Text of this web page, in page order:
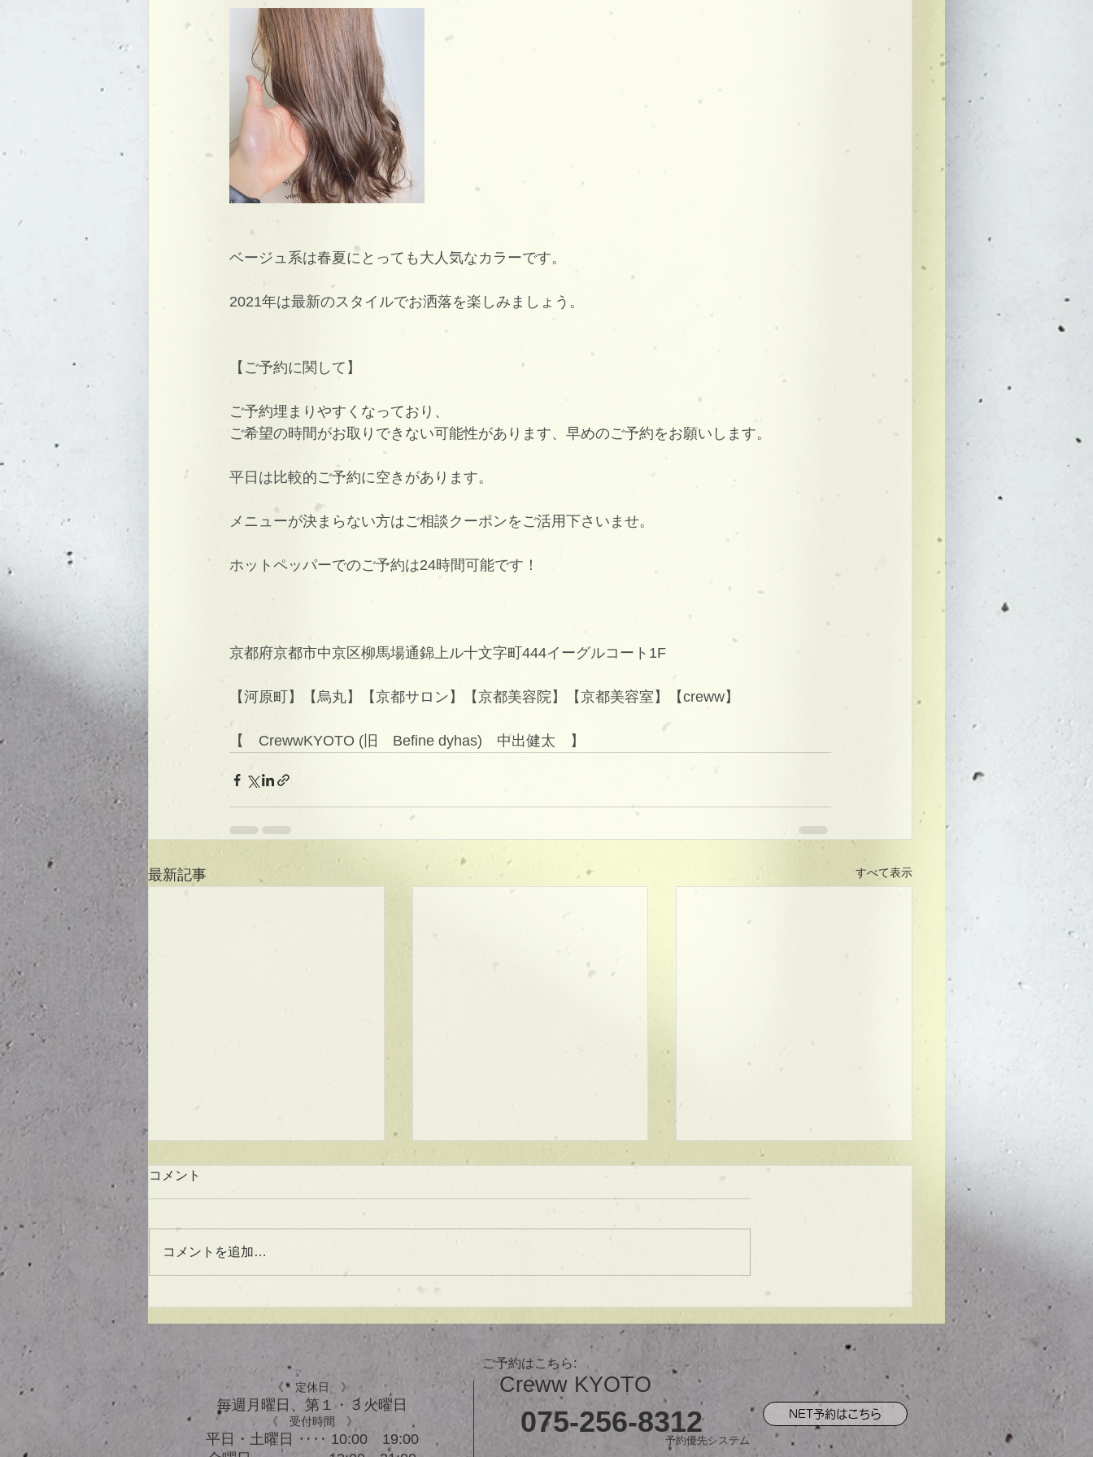
ベージュ系は春夏にとっても大人気なカラーです。
2021年は最新のスタイルでお洒落を楽しみましょう。
【ご予約に関して】
ご予約埋まりやすくなっており、
ご希望の時間がお取りできない可能性があります、早めのご予約をお願いします。
平日は比較的ご予約に空きがあります。
メニューが決まらない方はご相談クーポンをご活用下さいませ。
ホットペッパーでのご予約は24時間可能です！
京都府京都市中京区柳馬場通錦上ル十文字町444イーグルコート1F
【河原町】【烏丸】【京都サロン】【京都美容院】【京都美容室】【creww】
【　CrewwKYOTO (旧　Befine dyhas)　中出健太　】
最新記事 すべて表示
バスオイル★
★ラインボブ【ぱつっとボ
で貴方だけのまとまるボブを提供
い♪ 【ご予約に関して】 平日は比
較的ご予約に空きがあります。
メニューが決まらない方はご相談
クーポンをご活用下さいませ。...
ュ！
コメント
コメントを追加…
ご予約はこちら:
《 定休日 》
毎週月曜日、​第１・３火曜日
《 受付時間 》
平日・土曜日 ‥‥ 10:00 19:00
予約優先システム
Creww KYOTO
075-256-8312 NET予約はこちら